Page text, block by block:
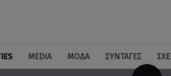
MEDIA ΜΟΔΑ ΣΥΝΤΑΓΕΣ